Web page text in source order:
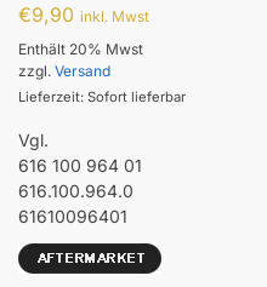
€9,90 inkl. Mwst
Enthält 20% Mwst
zzgl. Versand
Lieferzeit: Sofort lieferbar
Vgl.
616 100 964 01
616.100.964.0
61610096401